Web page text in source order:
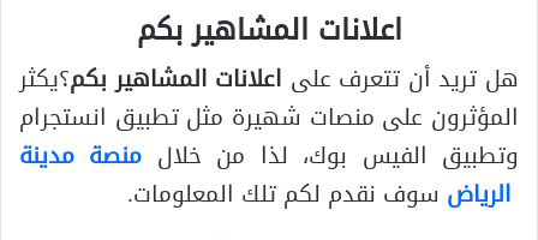
اعلانات المشاهير بكم
هل تريد أن تتعرف على اعلانات المشاهير بكم؟يكثر
المؤثرون على منصات شهيرة مثل تطبيق انستجرام
وتطبيق الفيس بوك، لذا من خلال منصة مدينة
الرياض سوف نقدم لكم تلك المعلومات.